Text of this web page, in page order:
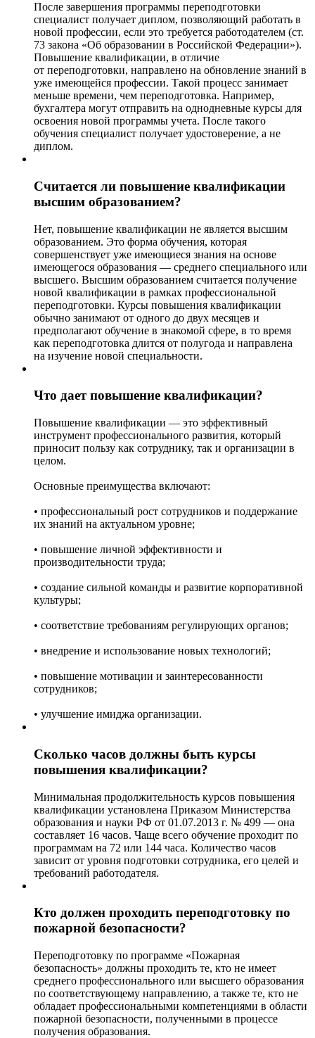
После завершения программы переподготовки
специалист получает диплом, позволяющий работать в
новой профессии, если это требуется работодателем (ст.
73 закона «Об образовании в Российской Федерации»).
Повышение квалификации, в отличие
от переподготовки, направлено на обновление знаний в
уже имеющейся профессии. Такой процесс занимает
меньше времени, чем переподготовка. Например,
бухгалтера могут отправить на однодневные курсы для
освоения новой программы учета. После такого
обучения специалист получает удостоверение, а не
диплом.
Считается ли повышение квалификации
высшим образованием?
Нет, повышение квалификации не является высшим
образованием. Это форма обучения, которая
совершенствует уже имеющиеся знания на основе
имеющегося образования — среднего специального или
высшего. Высшим образованием считается получение
новой квалификации в рамках профессиональной
переподготовки. Курсы повышения квалификации
обычно занимают от одного до двух месяцев и
предполагают обучение в знакомой сфере, в то время
как переподготовка длится от полугода и направлена
на изучение новой специальности.
Что дает повышение квалификации?
Повышение квалификации — это эффективный
инструмент профессионального развития, который
приносит пользу как сотруднику, так и организации в
целом.
Основные преимущества включают:
• профессиональный рост сотрудников и поддержание
их знаний на актуальном уровне;
• повышение личной эффективности и
производительности труда;
• создание сильной команды и развитие корпоративной
культуры;
• соответствие требованиям регулирующих органов;
• внедрение и использование новых технологий;
• повышение мотивации и заинтересованности
сотрудников;
• улучшение имиджа организации.
Сколько часов должны быть курсы
повышения квалификации?
Минимальная продолжительность курсов повышения
квалификации установлена Приказом Министерства
образования и науки РФ от 01.07.2013 г. № 499 — она
составляет 16 часов. Чаще всего обучение проходит по
программам на 72 или 144 часа. Количество часов
зависит от уровня подготовки сотрудника, его целей и
требований работодателя.
Кто должен проходить переподготовку по
пожарной безопасности?
Переподготовку по программе «Пожарная
безопасность» должны проходить те, кто не имеет
среднего профессионального или высшего образования
по соответствующему направлению, а также те, кто не
обладает профессиональными компетенциями в области
пожарной безопасности, полученными в процессе
получения образования.